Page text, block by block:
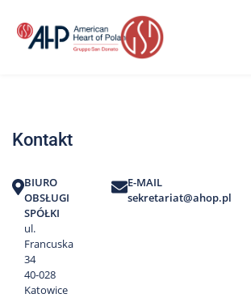
treści
Strefa
Edukacja
Pacjenta
O
nas
Marki
Kontakt
BIURO
OBSŁUGI
SPÓŁKI
ul.
Francuska
34
40-028
Katowice
E-MAIL
sekretariat@ahop.pl